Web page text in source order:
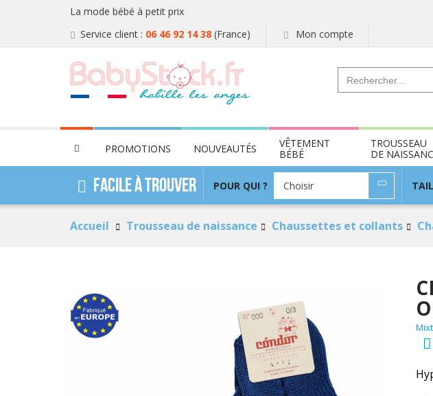
La mode bébé à petit prix
Service client : 06 46 92 14 38 (France) Mon compte
PROMOTIONS NOUVEAUTÉS
VÊTEMENT
BÉBÉ
TROUSSEAU
DE
Facile à trouver POUR QUI ? Choisir
POUR
QUI
?
Accueil Trousseau de naissance Chaussettes et collants